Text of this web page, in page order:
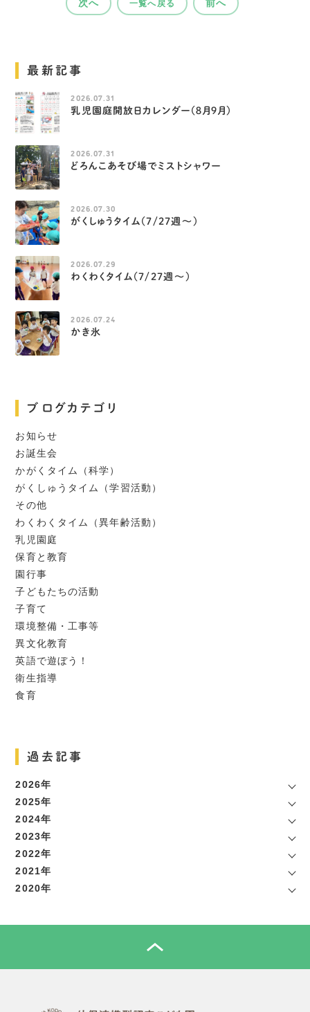
次へ 一覧へ戻る 前へ
最新記事
2026.07.31
乳児園庭開放日カレンダー（８月９月）
2026.07.31
どろんこあそび場でミストシャワー
2026.07.30
がくしゅうタイム（7/27週～）
2026.07.29
わくわくタイム（7/27週～）
2026.07.24
かき氷
ブログカテゴリ
お知らせ
お誕生会
かがくタイム（科学）
がくしゅうタイム（学習活動）
その他
わくわくタイム（異年齢活動）
乳児園庭
保育と教育
園行事
子どもたちの活動
子育て
環境整備・工事等
異文化教育
英語で遊ぼう！
衛生指導
食育
過去記事
2026年
2025年
2024年
2023年
2022年
2021年
2020年